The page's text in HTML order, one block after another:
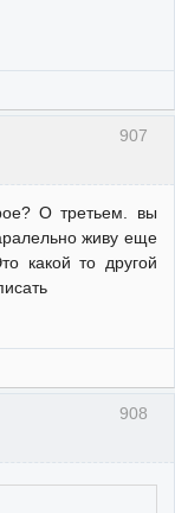
907
О третьем. вы
живу еще
какой то другой
908